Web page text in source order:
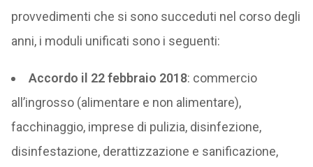
provvedimenti che si sono succeduti nel corso degli
anni, i moduli unificati sono i seguenti:
Accordo il 22 febbraio 2018: commercio
all’ingrosso (alimentare e non alimentare),
facchinaggio, imprese di pulizia, disinfezione,
disinfestazione, derattizzazione e sanificazione,